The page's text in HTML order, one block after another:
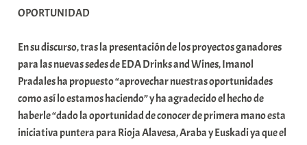
OPORTUNIDAD
En su discurso, tras la presentación de los proyectos ganadores
para las nuevas sedes de EDA Drinks and Wines, Imanol
Pradales ha propuesto “aprovechar nuestras oportunidades
como así lo estamos haciendo” y ha agradecido el hecho de
haberle “dado la oportunidad de conocer de primera mano esta
iniciativa puntera para Rioja Alavesa, Araba y Euskadi ya que el